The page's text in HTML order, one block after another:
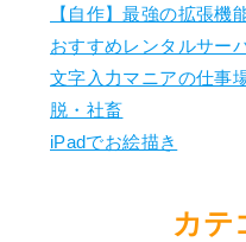
【自作】最強の拡張機
おすすめレンタルサー
文字入力マニアの仕事
脱・社畜
iPadでお絵描き
カテ